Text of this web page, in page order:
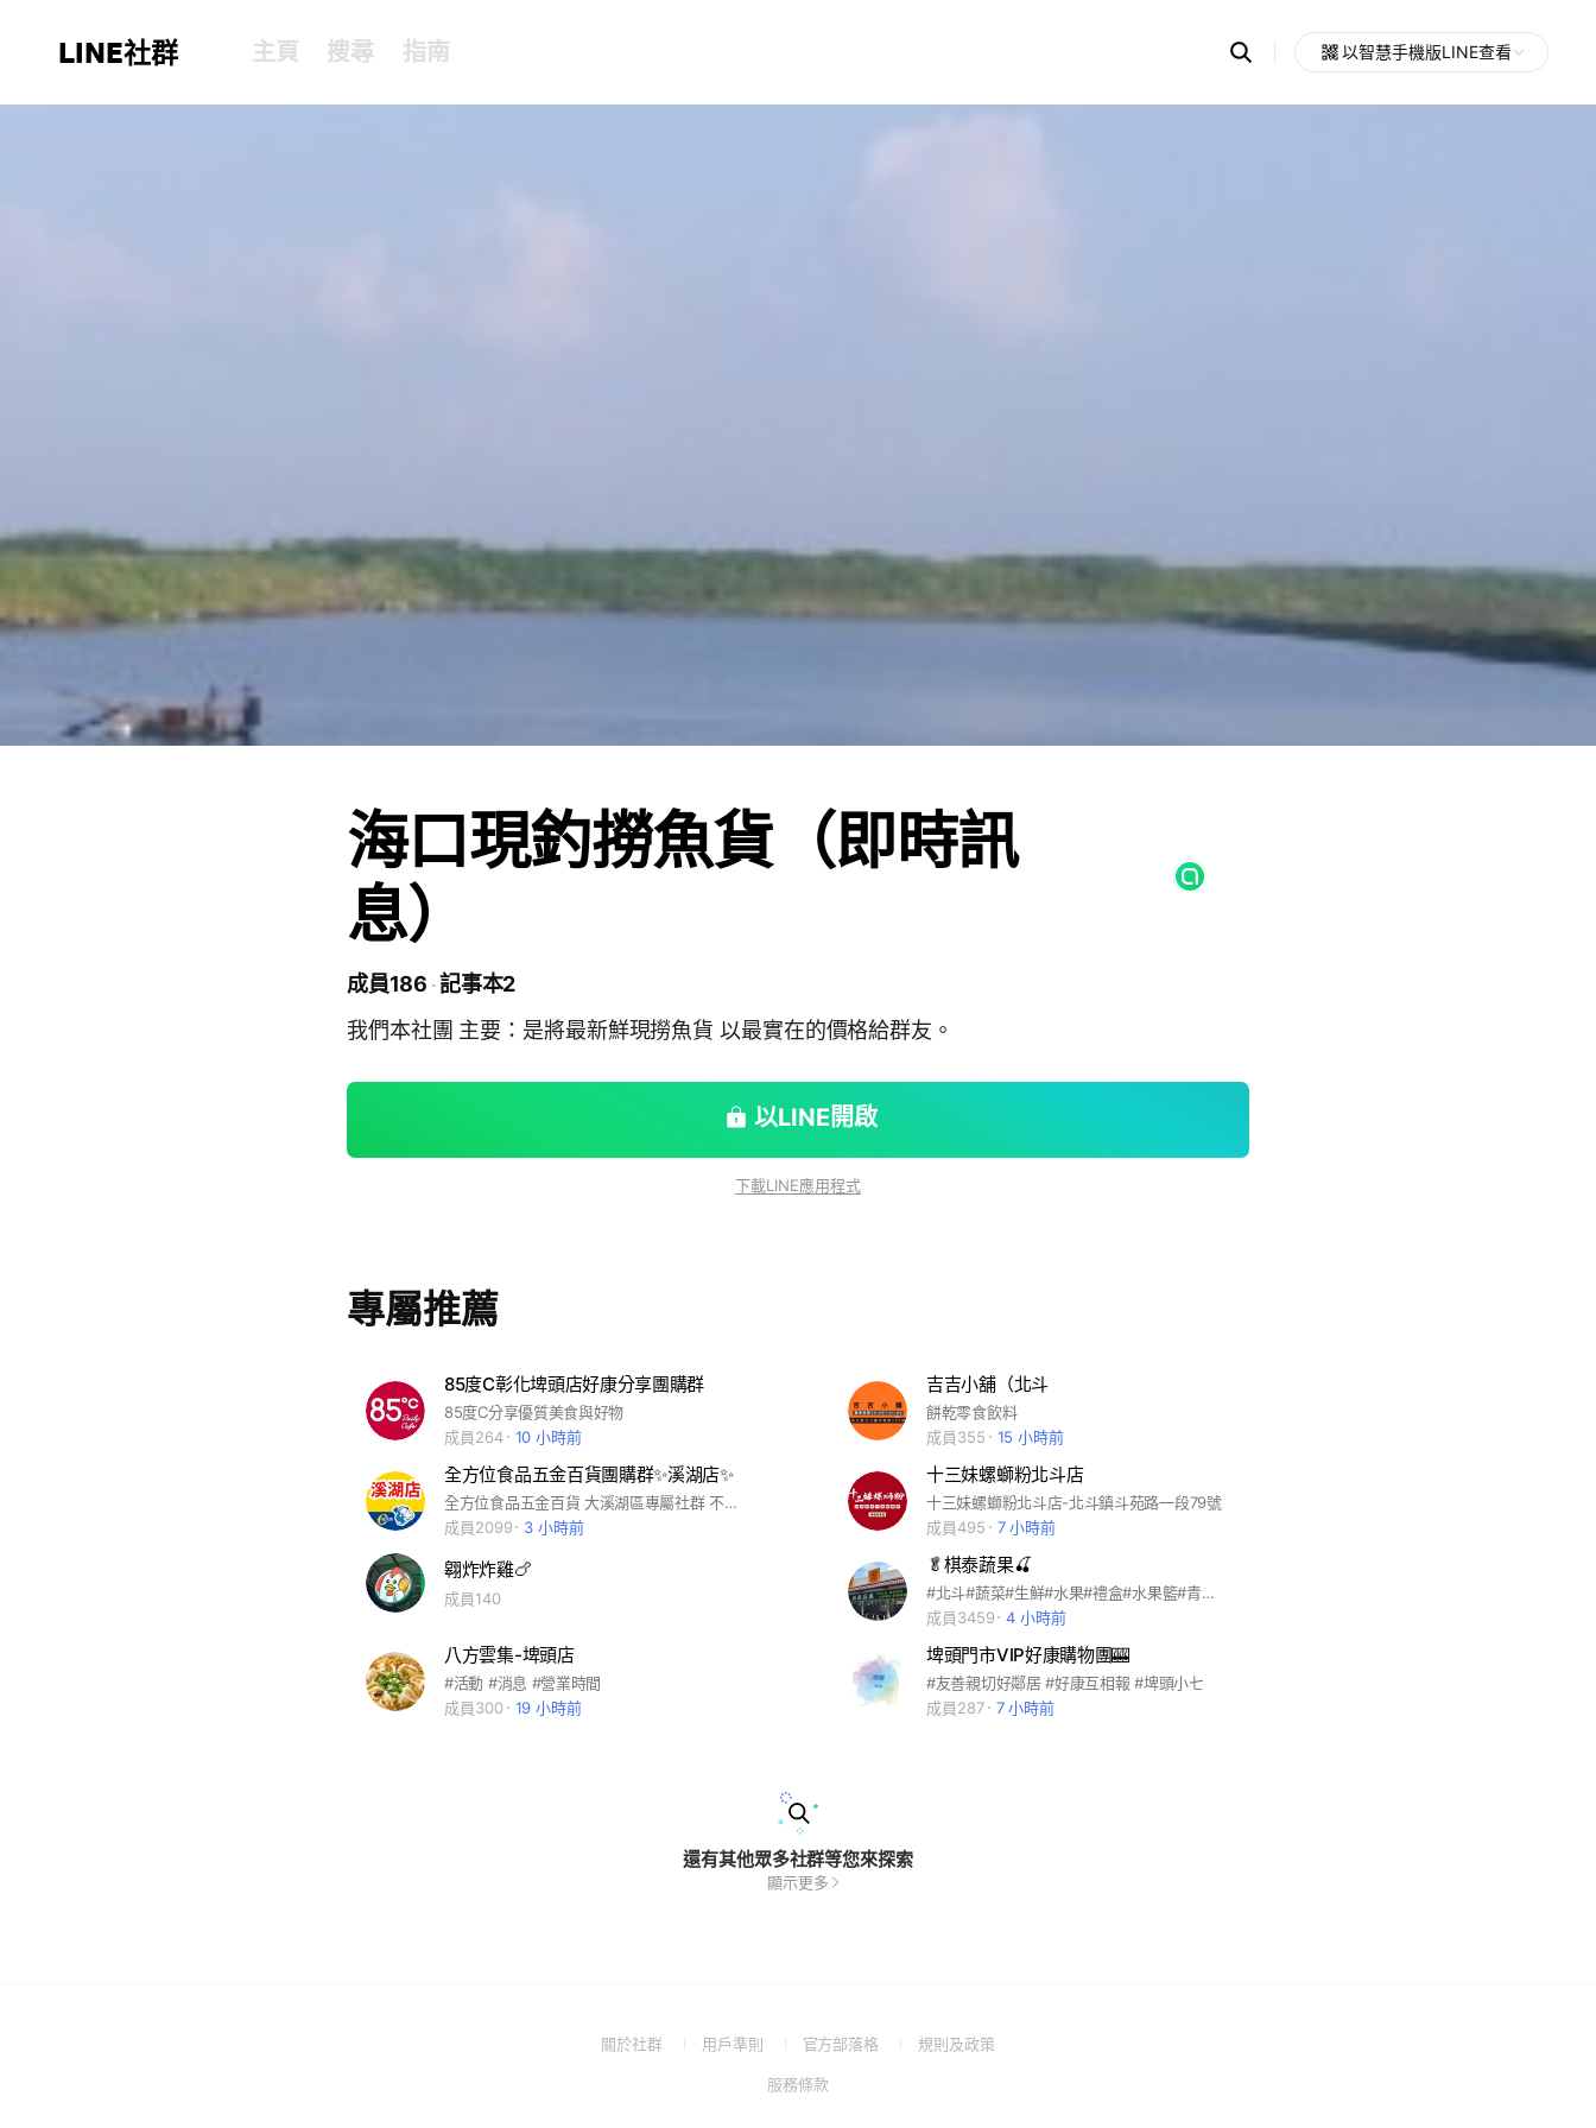
LINE社群 主頁 搜尋 指南 Search
OpenChats
messages
search
以智慧手機版LINE查看
海口現釣撈魚貨（即時訊
息）
成員186 記事本2
我們本社團 主要：是將最新鮮現撈魚貨 以最實在的價格給群友。
以LINE開啟
下載LINE應用程式
專屬推薦
85度C彰化埤頭店好康分享團購群
85度C分享優質美食與好物
成員264
10 小時前
吉吉小舖（北斗
餅乾零食飲料
成員355
15 小時前
全方位食品五金百貨團購群✨️溪湖店✨️
全方位食品五金百貨 大溪湖區專屬社群 不時發布優惠訊息 團購好康 快點拉自己的好朋友一起加入！
成員2099
3 小時前
十三妹螺螄粉北斗店
十三妹螺螄粉北斗店-北斗鎮斗苑路一段79號
成員495
7 小時前
翱炸炸雞🍗
成員140
🥬棋泰蔬果🍒
#北斗#蔬菜#生鮮#水果#禮盒#水果籃#青菜#蔬菜#蔬果#高麗菜#玉米#批發#雞蛋#櫻桃#草莓#榴槤#藍莓#肉片#零售#送菜#蘋果#香蕉#榴槤#活凍蝦#牛排
成員3459
4 小時前
八方雲集-埤頭店
#活動 #消息 #營業時間
成員300
19 小時前
埤頭門市VIP好康購物團🎰
#友善親切好鄰居 #好康互相報 #埤頭小七
成員287
7 小時前
還有其他眾多社群等您來探索
顯示更多
關於社群
(Open用戶準則
(Open
a
官方部落格
(Open規則及政策(Open
服務條款(Open